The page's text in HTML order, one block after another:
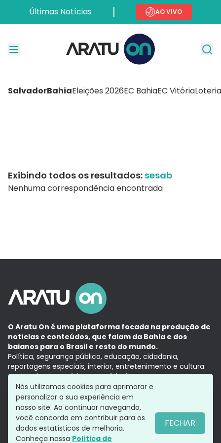
Últimas Notícias AO VIVO
SalvadorBahiaEleições 2026EC BahiaEC Vitória
Exibindo todos os resultados: sesab
Nenhuma correspondência encontrada
O Aratu On é uma plataforma focada na produção de
notícias e conteúdos, que falam da Bahia e dos
baianos para o Brasil e resto do mundo.
Política, segurança pública, educação, cidadania,
reportagens especiais, interior, entretenimento e cultura.
Aqui, tudo vira notícia e a notícia é no tempo presente,
com a credibilidade do Grupo Aratu.
Grupo Aratu
Política de privacidade
Siga-nos
Nós utilizamos cookies para aprimorar e
personalizar a sua experiência em
nosso site. Ao continuar navegando,
você concorda em contribuir para os
dados estatísticos de melhoria.
Conheça nossa Política de
FECHAR